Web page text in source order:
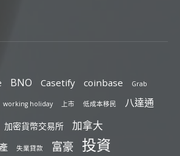
BNO Casetify coinbase Grab
working holiday 上市 低成本移民 八達通
加密貨幣交易所 加拿大
失業貸款 富豪 投資